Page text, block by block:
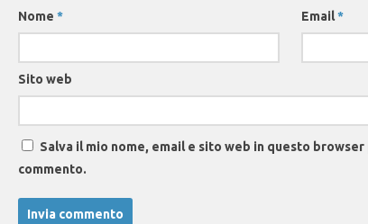
Nome * Email*
Sito web
Salva il mio nome, email e sito web in questo
commento.